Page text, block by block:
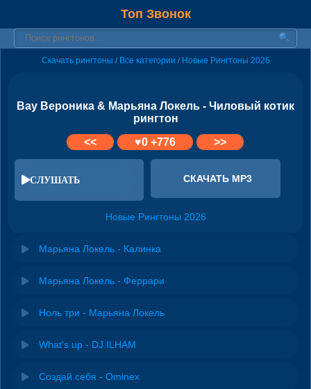
Топ Звонок
Скачать рингтоны / Все категории / Новые Рингтоны 2026
Вау Вероника & Марьяна Локель - Чиловый котик
рингтон
<<
♥0+776 >>
СЛУШАТЬ СКАЧАТЬ MP3
Новые Рингтоны 2026
Марьяна Локель - Калинка
Марьяна Локель - Феррари
Ноль три - Марьяна Локель
What's up - DJ.ILHAM
Создай себя - Ominex